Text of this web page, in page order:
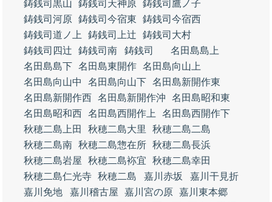
鋳銭司黒山
鋳銭司天神原 鋳銭司鷹ノ子
鋳銭司河原 鋳銭司今宿東
鋳銭司今宿西
鋳銭司道ノ上
鋳銭司上辻
鋳銭司大村
鋳銭司四辻
鋳銭司南 鋳銭司
名田島島上
名田島島下 名田島東開作 名田島向山上
名田島向山中
名田島向山下 名田島新開作東
名田島新開作西 名田島新開作沖
名田島昭和東
名田島昭和西 名田島西開作上
名田島西開作下
秋穂二島上田
秋穂二島大里
秋穂二島二島
秋穂二島南 秋穂二島惣在所 秋穂二島長浜
秋穂二島岩屋
秋穂二島袮宜
秋穂二島幸田
秋穂二島仁光寺 秋穂二島 嘉川赤坂
嘉川干見折
嘉川免地
嘉川稽古屋 嘉川宮の原 嘉川東本郷